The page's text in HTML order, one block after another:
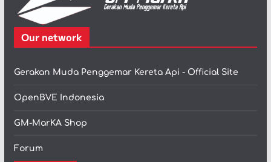
Our network
Gerakan Muda Penggemar Kereta Api - Official Site
OpenBVE Indonesia
GM-MarKA Shop
Forum